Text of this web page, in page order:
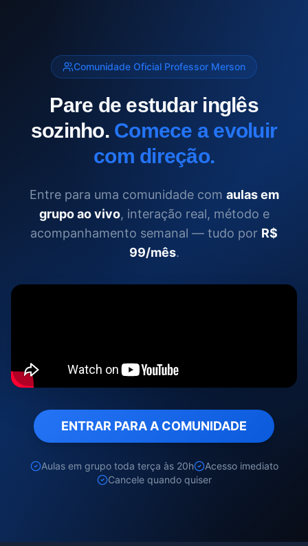
Comunidade Oficial Professor Merson
Pare de estudar inglês
sozinho. Comece a evoluir
com direção.
Entre para uma comunidade com aulas em
grupo ao vivo, interação real, método e
acompanhamento semanal — tudo por R$
99/mês.
ENTRAR PARA A COMUNIDADE
Aulas em grupo toda terça às 20h
Acesso imediato
Cancele quando quiser